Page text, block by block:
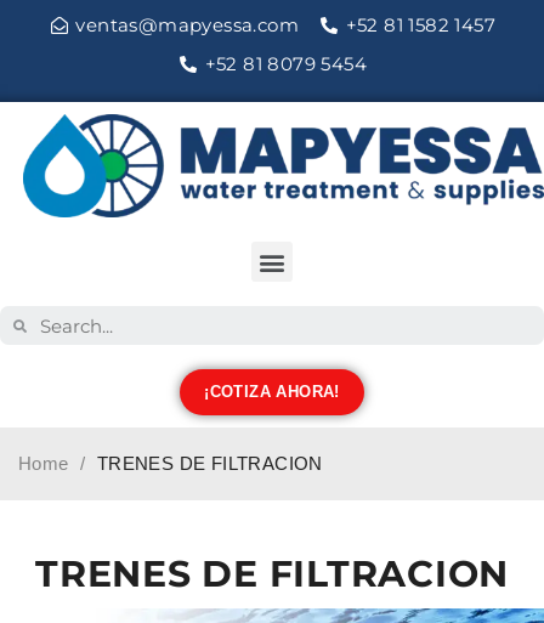
ventas@mapyessa.com
+52 81 1582 1457
+52 81 8079 5454
¡COTIZA AHORA!
TRENES DE FILTRACION
Home / TRENES DE FILTRACION